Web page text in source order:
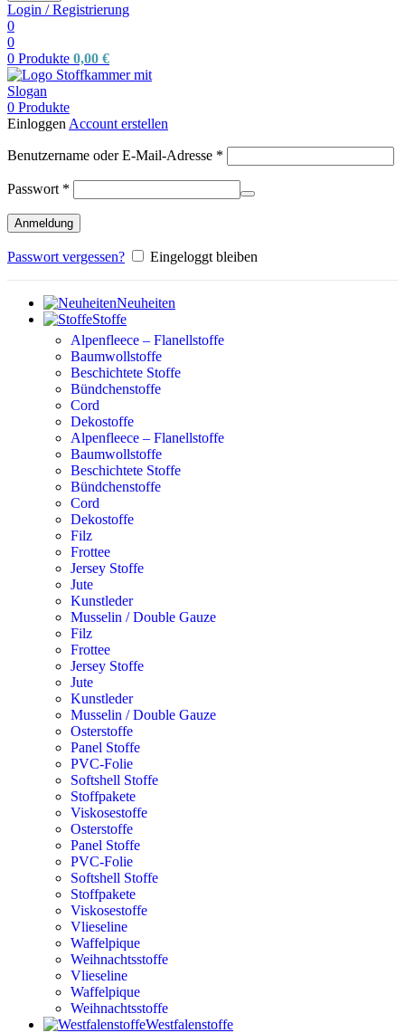
Login / Registrierung
0
0
0 Produkte 0,00 €
0 Produkte
Einloggen Account erstellen
Benutzername oder E-Mail-Adresse *
Passwort *
Anmeldung
Passwort vergessen? Eingeloggt bleiben
Neuheiten
Stoffe
Alpenfleece – Flanellstoffe
Baumwollstoffe
Beschichtete Stoffe
Bündchenstoffe
Cord
Dekostoffe
Alpenfleece – Flanellstoffe
Baumwollstoffe
Beschichtete Stoffe
Bündchenstoffe
Cord
Dekostoffe
Filz
Frottee
Jersey Stoffe
Jute
Kunstleder
Musselin / Double Gauze
Filz
Frottee
Jersey Stoffe
Jute
Kunstleder
Musselin / Double Gauze
Osterstoffe
Panel Stoffe
PVC-Folie
Softshell Stoffe
Stoffpakete
Viskosestoffe
Osterstoffe
Panel Stoffe
PVC-Folie
Softshell Stoffe
Stoffpakete
Viskosestoffe
Vlieseline
Waffelpique
Weihnachtsstoffe
Vlieseline
Waffelpique
Weihnachtsstoffe
Westfalenstoffe